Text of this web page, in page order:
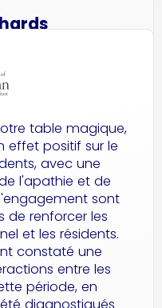
table magique,
effet positif sur le
avec une
l'apathie et de
sont
de renforcer les
et les résidents.
constaté une
entre les
période, en
diagnostiqués